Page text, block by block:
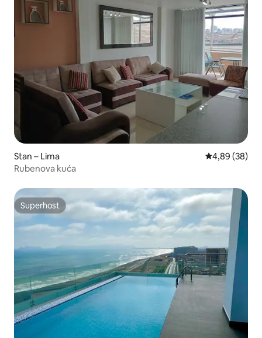
Stan – Lima Prosječna
4,89 (38)
Rubenova kuća
Superhost
Superhost